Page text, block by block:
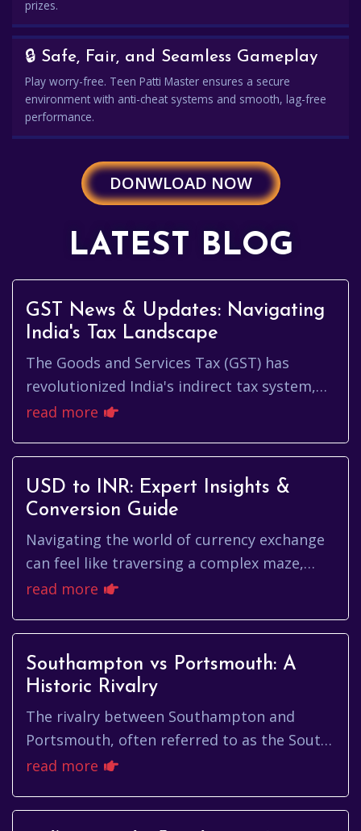
prizes.
🔒 Safe, Fair, and Seamless Gameplay
Play worry-free. Teen Patti Master ensures a secure
environment with anti-cheat systems and smooth, lag-free
performance.
DONWLOAD NOW
LATEST BLOG
GST News & Updates: Navigating
India's Tax Landscape
The Goods and Services Tax (GST) has
revolutionized India's indirect tax system,
creating a unified market and streamlining
read more
USD to INR: Expert Insights &
Conversion Guide
Navigating the world of currency exchange
can feel like traversing a complex maze,
especially when dealing with the dynamic
read more
Southampton vs Portsmouth: A
Historic Rivalry
The rivalry between Southampton and
Portsmouth, often referred to as the South
Coast Derby, is one of the fiercest and most
read more